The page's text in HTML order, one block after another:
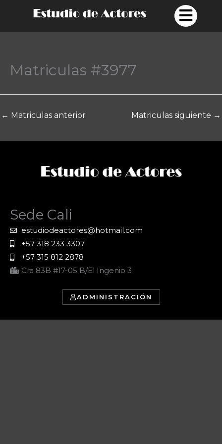
contenido
Matriculas #3977
← Matriculas anterior Matriculas siguiente →
Sede Cali
estudiodeactores@hotmail.com
+57 318 233 3307
+57 315 812 2878
Cra 83B #17-05 B/El Ingenio 3
ADMINISTRACIÓN